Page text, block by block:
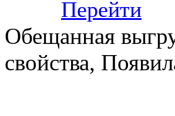
Перейти
Обещанная
свойства,